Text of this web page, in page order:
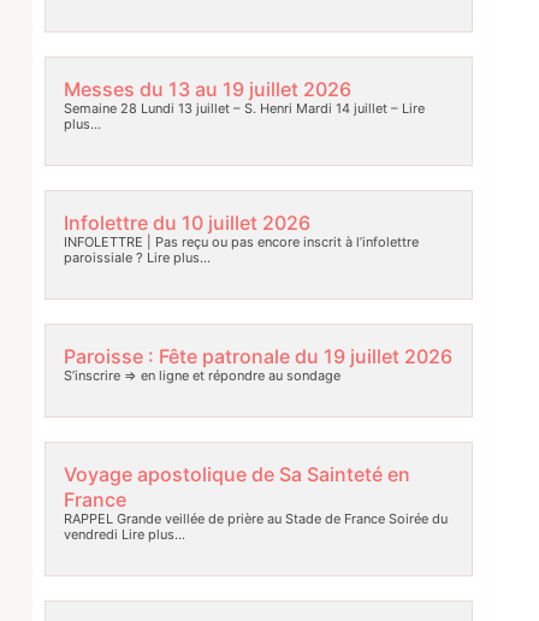
Messes du 13 au 19 juillet 2026
Semaine 28 Lundi 13 juillet – S. Henri Mardi 14 juillet –Lire
plus…
Infolettre du 10 juillet 2026
INFOLETTRE | Pas reçu ou pas encore inscrit à l’infolettre
paroissiale ? Lire plus…
Paroisse : Fête patronale du 19 juillet 2026
S’inscrire => en ligne et répondre au sondage
Voyage apostolique de Sa Sainteté en
France
RAPPEL Grande veillée de prière au Stade de France Soirée du
vendredi Lire plus…